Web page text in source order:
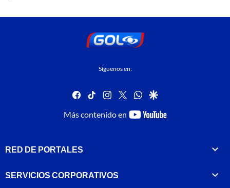
Síguenos en:
facebook
tiktok instagram
twitterwhatsapp
google
Más contenido en
youtube-
RED DE PORTALES
SERVICIOS CORPORATIVOS